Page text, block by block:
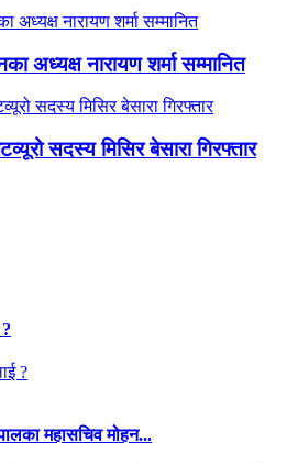
अध्यक्ष नारायण शर्मा सम्मानित
सदस्य मिसिर बेसारा गिरफ्तार
महासचिव मोहन...